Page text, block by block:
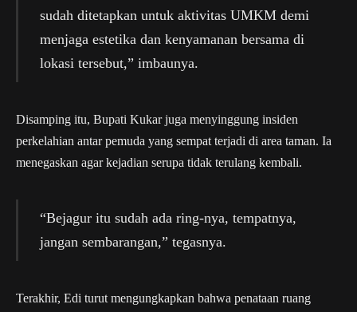
sudah ditetapkan untuk aktivitas UMKM demi
menjaga estetika dan kenyamanan bersama di
lokasi tersebut,” imbaunya.
Disamping itu, Bupati Kukar juga menyinggung insiden
perkelahian antar pemuda yang sempat terjadi di area taman. Ia
menegaskan agar kejadian serupa tidak terulang kembali.
“Bejagur itu sudah ada ring-nya, tempatnya,
jangan sembarangan,” tegasnya.
Terakhir, Edi turut mengungkapkan bahwa penataan ruang